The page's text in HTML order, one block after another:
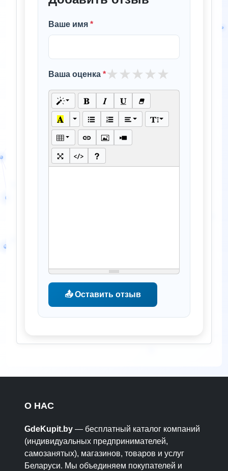
Ваше имя *
Ваша оценка *★★★★★
📤 Оставить отзыв
О НАС
GdeKupit.by — бесплатный каталог компаний
(индивидуальных предпринимателей,
самозанятых), магазинов, товаров и услуг
Беларуси. Мы объединяем покупателей и